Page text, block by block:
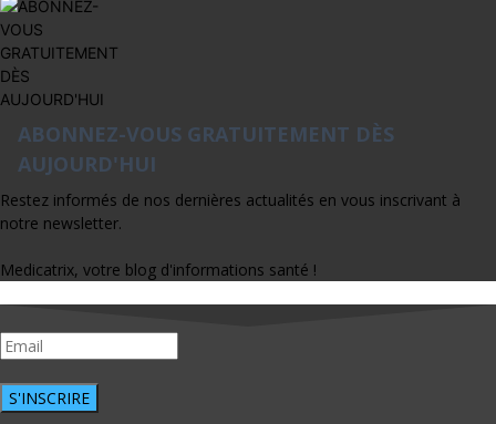
ABONNEZ-VOUS GRATUITEMENT DÈS
AUJOURD'HUI
Restez informés de nos dernières actualités en vous inscrivant à
notre newsletter.
Medicatrix, votre blog d'informations santé !
S'INSCRIRE